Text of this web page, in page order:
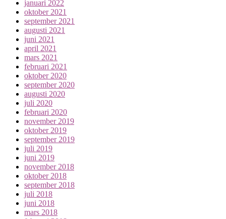
januari 2022
oktober 2021
september 2021
augusti 2021
juni 2021
april 2021
mars 2021
februari 2021
oktober 2020
september 2020
augusti 2020
juli 2020
februari 2020
november 2019
oktober 2019
september 2019
juli 2019
juni 2019
november 2018
oktober 2018
september 2018
juli 2018
juni 2018
mars 2018